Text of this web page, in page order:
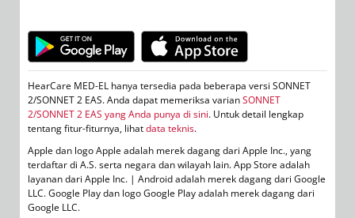
HearCare MED-EL hanya tersedia pada beberapa versi SONNET
2/SONNET 2 EAS. Anda dapat memeriksa varianSONNET
2/SONNET 2 EAS yang Anda punya di sini. Untuk detail lengkap
tentang fitur-fiturnya, lihatdata teknis.
Apple dan logo Apple adalah merek dagang dari Apple Inc., yang
terdaftar di A.S. serta negara dan wilayah lain. App Store adalah
layanan dari Apple Inc. | Android adalah merek dagang dari Google
LLC. Google Play dan logo Google Play adalah merek dagang dari
Google LLC.